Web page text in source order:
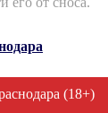
(18+)